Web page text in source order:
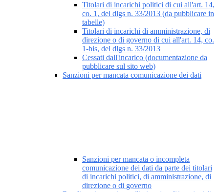
Titolari di incarichi politici di cui all'art. 14,
co. 1, del dlgs n. 33/2013 (da pubblicare in
tabelle)
Titolari di incarichi di amministrazione, di
direzione o di governo di cui all'art. 14, co.
1-bis, del dlgs n. 33/2013
Cessati dall'incarico (documentazione da
pubblicare sul sito web)
Sanzioni per mancata comunicazione dei dati
Sanzioni per mancata o incompleta
comunicazione dei dati da parte dei titolari
di incarichi politici, di amministrazione, di
direzione o di governo